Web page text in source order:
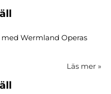
Wermland Operas
Läs mer »